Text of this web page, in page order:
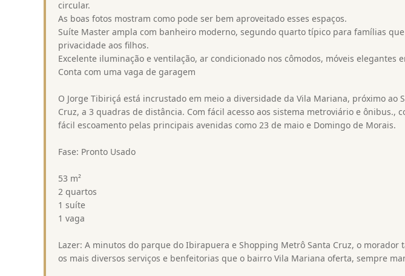
circular.
As boas fotos mostram como pode ser bem aproveitado esses espaços.
Suíte Master ampla com banheiro moderno, segundo quarto típico para famílias
privacidade aos filhos.
Excelente iluminação e ventilação, ar condicionado nos cômodos, móveis elegantes
Conta com uma vaga de garagem
O Jorge Tibiriçá está incrustado em meio a diversidade da Vila Mariana, próximo ao
Cruz, a 3 quadras de distância. Com fácil acesso aos sistema metroviário e ônibus.,
fácil escoamento pelas principais avenidas como 23 de maio e Domingo de Morais.
Fase: Pronto Usado
53 m²
2 quartos
1 suíte
1 vaga
Lazer: A minutos do parque do Ibirapuera e Shopping Metrô Santa Cruz, o morador
os mais diversos serviços e benfeitorias que o bairro Vila Mariana oferta, sempre